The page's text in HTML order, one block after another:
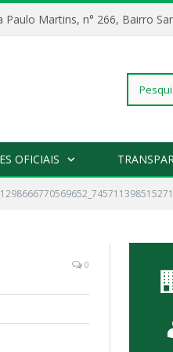
Paulo Martins, n° 266, Bairro
por:
OFICIAIS
0